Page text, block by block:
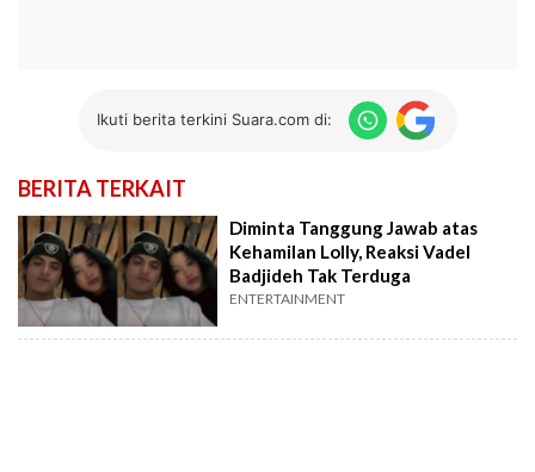
Ikuti berita terkini Suara.com di:
BERITA TERKAIT
Diminta Tanggung Jawab atas
Kehamilan Lolly, Reaksi Vadel
Badjideh Tak Terduga
ENTERTAINMENT